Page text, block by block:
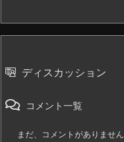
ディスカッション
コメント一覧
まだ、コメントがありません